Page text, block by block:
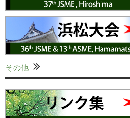
その他